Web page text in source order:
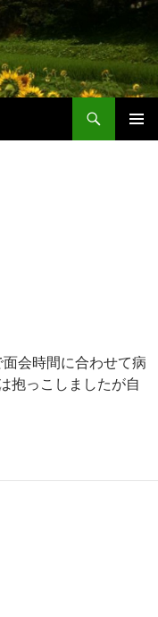
会時間に合わせて病
抱っこしましたが自